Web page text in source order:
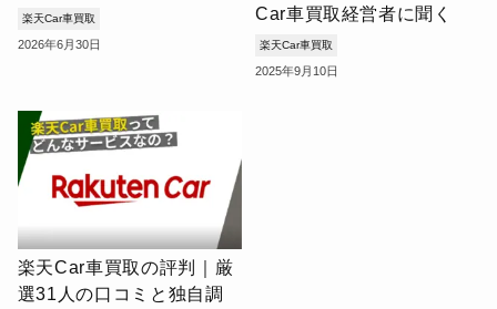
カーネクスト
スマイルカーズ
ソコカラ
ユーカーパック
ライター・監修者一覧
運営会社
楽天Car車買取
2026年6月30日
Car車買取経営者に聞く
楽天Car車買取
2025年9月10日
楽天Car車買取の評判｜厳
選31人の口コミと独自調